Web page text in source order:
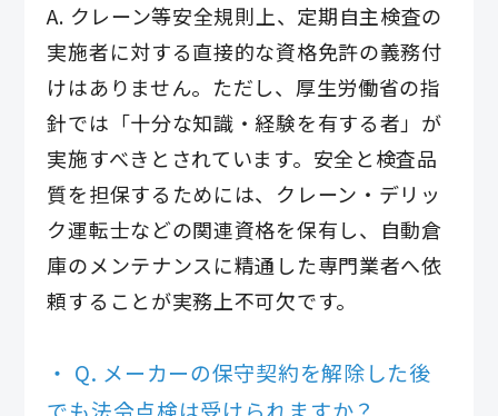
A. クレーン等安全規則上、定期自主検査の
実施者に対する直接的な資格免許の義務付
けはありません。ただし、厚生労働省の指
針では「十分な知識・経験を有する者」が
実施すべきとされています。安全と検査品
質を担保するためには、クレーン・デリッ
ク運転士などの関連資格を保有し、自動倉
庫のメンテナンスに精通した専門業者へ依
頼することが実務上不可欠です。
Q. メーカーの保守契約を解除した後